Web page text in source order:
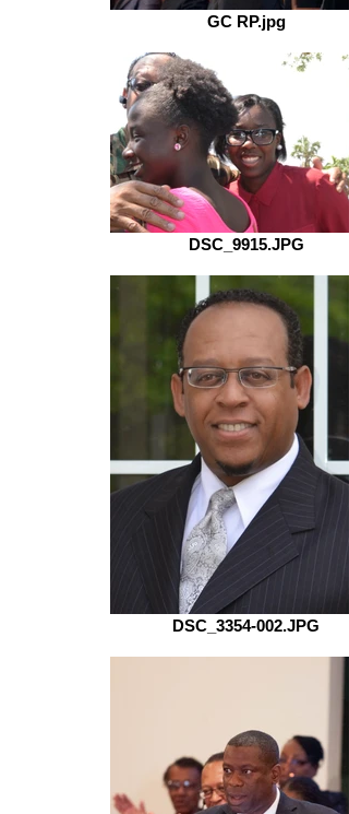
GC RP.jpg
DSC_9915.JPG
DSC_3354-002.JPG